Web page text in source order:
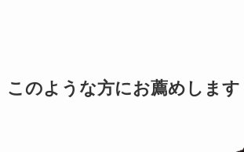
このような方にお薦めします